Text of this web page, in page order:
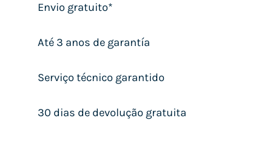
Envio gratuito*
Até 3 anos de garantía
Serviço técnico garantido
30 dias de devolução gratuita